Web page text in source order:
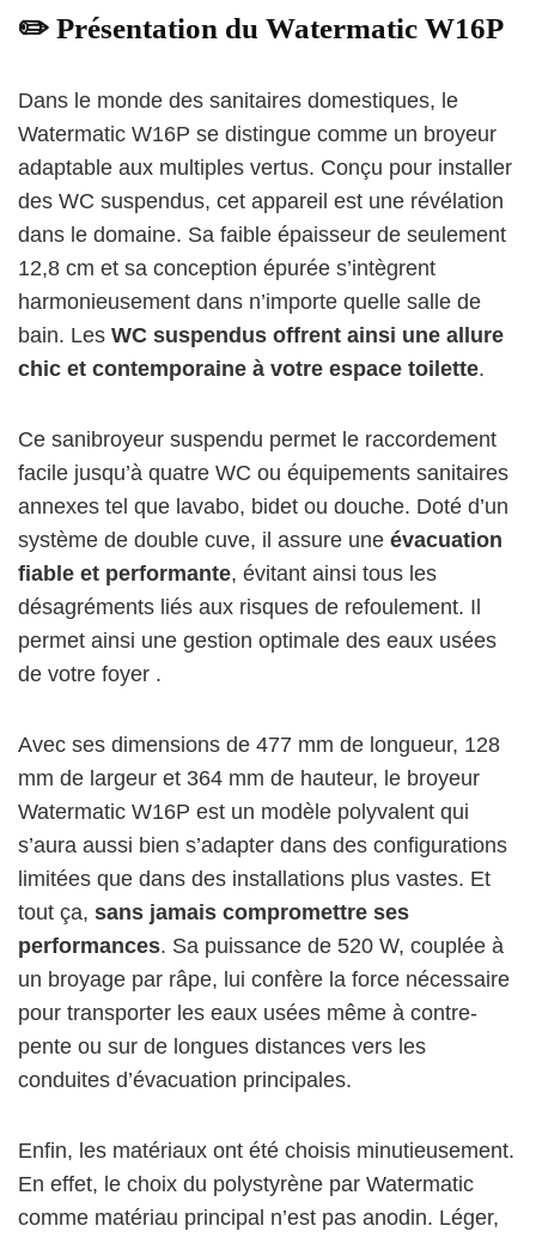
✏️ Présentation du Watermatic W16P
Dans le monde des sanitaires domestiques, le
Watermatic W16P se distingue comme un broyeur
adaptable aux multiples vertus. Conçu pour installer
des WC suspendus, cet appareil est une révélation
dans le domaine. Sa faible épaisseur de seulement
12,8 cm et sa conception épurée s’intègrent
harmonieusement dans n’importe quelle salle de
bain. Les WC suspendus offrent ainsi une allure
chic et contemporaine à votre espace toilette.
Ce sanibroyeur suspendu permet le raccordement
facile jusqu’à quatre WC ou équipements sanitaires
annexes tel que lavabo, bidet ou douche. Doté d’un
système de double cuve, il assure une évacuation
fiable et performante, évitant ainsi tous les
désagréments liés aux risques de refoulement. Il
permet ainsi une gestion optimale des eaux usées
de votre foyer .
Avec ses dimensions de 477 mm de longueur, 128
mm de largeur et 364 mm de hauteur, le broyeur
Watermatic W16P est un modèle polyvalent qui
s’aura aussi bien s’adapter dans des configurations
limitées que dans des installations plus vastes. Et
tout ça, sans jamais compromettre ses
performances. Sa puissance de 520 W, couplée à
un broyage par râpe, lui confère la force nécessaire
pour transporter les eaux usées même à contre-
pente ou sur de longues distances vers les
conduites d’évacuation principales.
Enfin, les matériaux ont été choisis minutieusement.
En effet, le choix du polystyrène par Watermatic
comme matériau principal n’est pas anodin. Léger,